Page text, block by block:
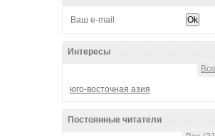
Интересы
юго-восточная азия
Постоянные читатели